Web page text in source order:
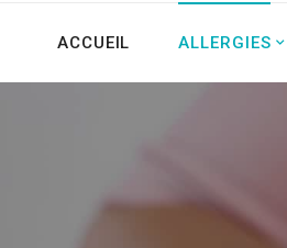
ACCUEIL ALLERGIES